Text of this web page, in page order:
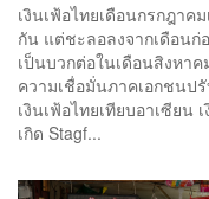
เงินเฟ้อไทยเดือนกรกฎาค
กัน แต่ชะลอลงจากเดือนก่
เป็นบวกต่อในเดือนสิงหา
ความเชื่อมั่นภาคเอกชน
เงินเฟ้อไทยเทียบอาเซียน
เกิด Stagf...